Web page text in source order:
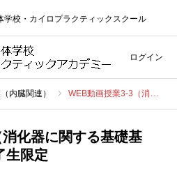
校・カイロプラクティックスクール
ログイン
内臓関連） WEB動画授業3-3（消化器に関する基礎基礎）※在校生・修了生限定
化器に関する基礎基
生限定